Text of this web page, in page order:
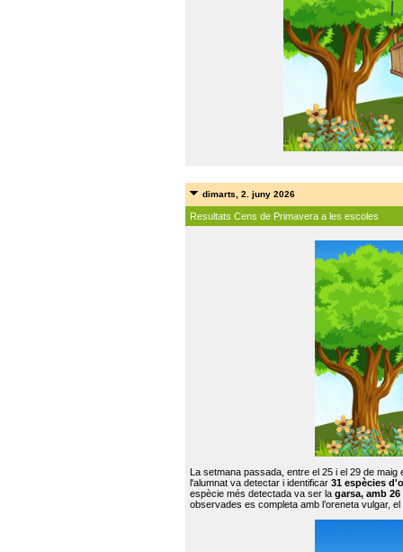
dimarts, 2. juny 2026
Resultats Cens de Primavera a les escoles
La setmana passada, entre el 25 i el 29 de
l'alumnat va detectar i identificar 31 espècies
espècie més detectada va ser la garsa, amb
observades es completa amb l’oreneta vulgar,